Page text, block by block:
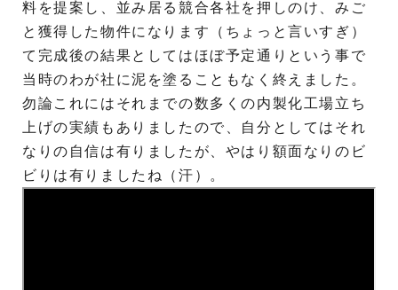
料を提案し、並み居る競合各社を押しのけ、みご
と獲得した物件になります（ちょっと言いすぎ）
て完成後の結果としてはほぼ予定通りという事で
当時のわが社に泥を塗ることもなく終えました。
勿論これにはそれまでの数多くの内製化工場立ち
上げの実績もありましたので、自分としてはそれ
なりの自信は有りましたが、やはり額面なりのビ
ビりは有りましたね（汗）。